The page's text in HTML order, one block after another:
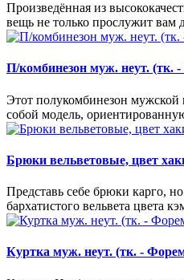
Произведённая из
вещь не только прослужит вам
П/комбинезон муж. неут. (тк.
Этот полукомбинезон мужской
собой модель,
Брюки вельветовые, цвет
Представь себе брюки карго,
бархатистого вельвета цвета
Куртка муж. неут. (тк. -